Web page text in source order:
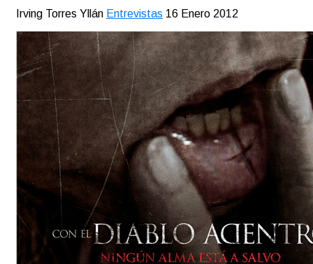
Irving Torres Yllán Entrevistas 16 Enero 2012